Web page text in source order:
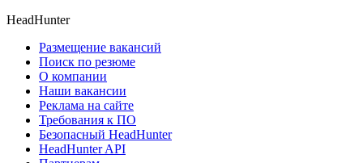
HeadHunter
Размещение вакансий
Поиск по резюме
О компании
Наши вакансии
Реклама на сайте
Требования к ПО
Безопасный HeadHunter
HeadHunter API